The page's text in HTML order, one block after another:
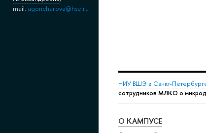
mail: agoncharova@hse.ru
НИУ ВШЭ в Санкт-
сотрудников МЛКО о
О КАМПУСЕ